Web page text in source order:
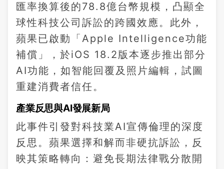
匯率換算後的78.8億台幣規模，凸顯全
球性科技公司訴訟的跨國效應。此外，
蘋果已啟動「Apple Intelligence功能
補償」，於iOS 18.2版本逐步推出部分
AI功能，如智能回覆及照片編輯，試圖
重建消費者信任。
產業反思與AI發展新局
此事件引發對科技業AI宣傳倫理的深度
反思。蘋果選擇和解而非硬抗訴訟，反
映其策略轉向：避免長期法律戰分散開